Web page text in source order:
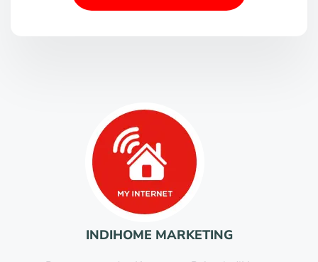
INDIHOME MARKETING